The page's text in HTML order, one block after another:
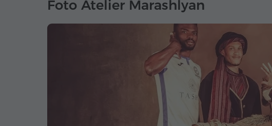
Foto Atelier Marashlyan